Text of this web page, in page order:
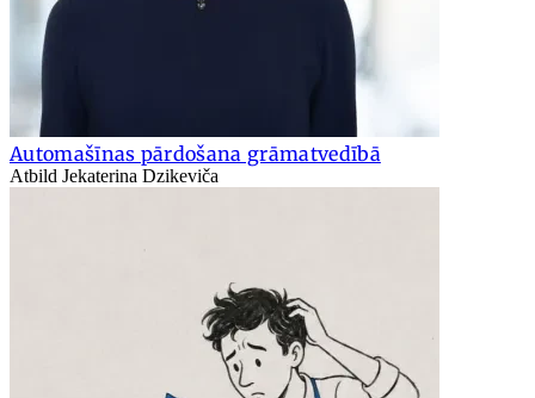
Automašīnas pārdošana grāmatvedībā
Atbild Jekaterina Dzikeviča